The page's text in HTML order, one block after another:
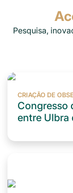
Pesquisa,
CRIAÇÃO DE
Congresso
entre Ulbra